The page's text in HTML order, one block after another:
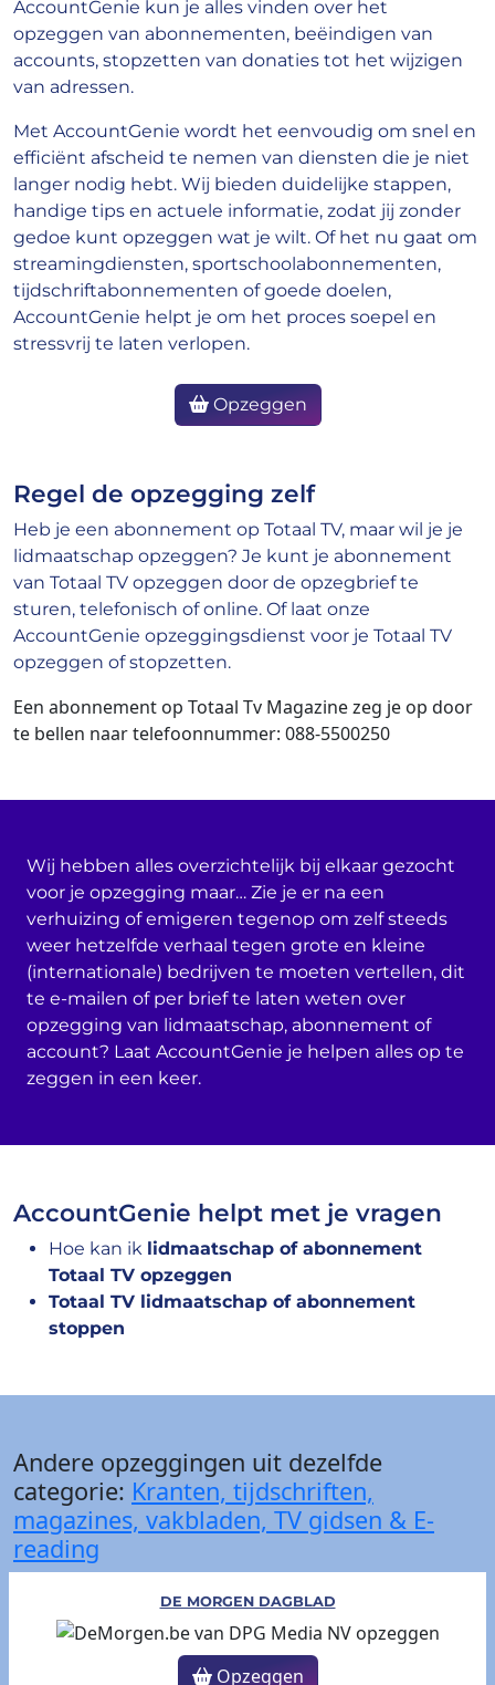
AccountGenie kun je alles vinden over het
opzeggen van abonnementen, beëindigen van
accounts, stopzetten van donaties tot het wijzigen
van adressen.
Met AccountGenie wordt het eenvoudig om snel en
efficiënt afscheid te nemen van diensten die je niet
langer nodig hebt. Wij bieden duidelijke stappen,
handige tips en actuele informatie, zodat jij zonder
gedoe kunt opzeggen wat je wilt. Of het nu gaat om
streamingdiensten, sportschoolabonnementen,
tijdschriftabonnementen of goede doelen,
AccountGenie helpt je om het proces soepel en
stressvrij te laten verlopen.
Opzeggen
Regel de opzegging zelf
Heb je een abonnement op Totaal TV, maar wil je je
lidmaatschap opzeggen? Je kunt je abonnement
van Totaal TV opzeggen door de opzegbrief te
sturen, telefonisch of online. Of laat onze
AccountGenie opzeggingsdienst voor je Totaal TV
opzeggen of stopzetten.
Een abonnement op Totaal Tv Magazine zeg je op door
te bellen naar telefoonnummer: 088-5500250
Wij hebben alles overzichtelijk bij elkaar gezocht
voor je opzegging maar… Zie je er na een
verhuizing of emigeren tegenop om zelf steeds
weer hetzelfde verhaal tegen grote en kleine
(internationale) bedrijven te moeten vertellen, dit
te e-mailen of per brief te laten weten over
opzegging van lidmaatschap, abonnement of
account? Laat AccountGenie je helpen alles op te
zeggen in een keer.
AccountGenie helpt met je vragen
Hoe kan ik lidmaatschap of abonnement
Totaal TV opzeggen
Totaal TV lidmaatschap of abonnement
stoppen
Andere opzeggingen uit dezelfde
categorie: Kranten, tijdschriften,
magazines, vakbladen, TV gidsen & E-
reading
DE MORGEN DAGBLAD
Opzeggen